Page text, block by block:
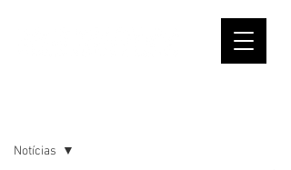
Notícias